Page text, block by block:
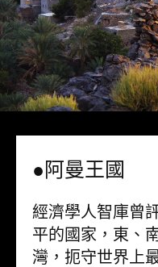
●阿曼王國
經濟學人智庫曾
平的國家，東、
灣，扼守世界上